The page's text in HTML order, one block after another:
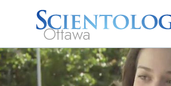
Ottawa
L. Ron Hubbard
Qu’est-ce que la
Scientologie ?